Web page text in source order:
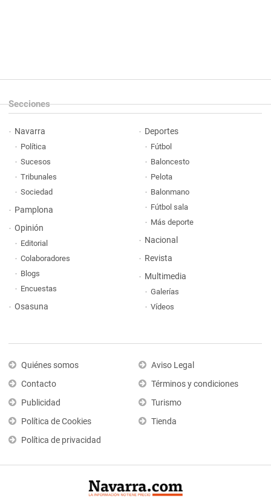
Secciones
Navarra
Política
Sucesos
Tribunales
Sociedad
Pamplona
Opinión
Editorial
Colaboradores
Blogs
Encuestas
Osasuna
Deportes
Fútbol
Baloncesto
Pelota
Balonmano
Fútbol sala
Más deporte
Nacional
Revista
Multimedia
Galerías
Vídeos
Quiénes somos
Contacto
Publicidad
Política de Cookies
Política de privacidad
Aviso Legal
Términos y condiciones
Turismo
Tienda